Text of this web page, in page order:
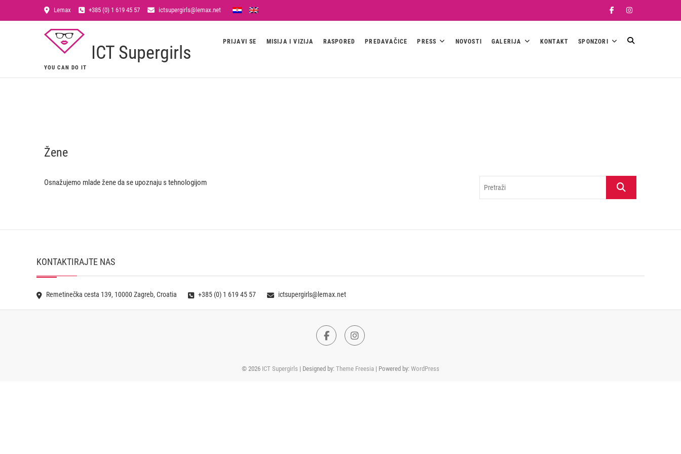
Lemax +385 (0) 1 619 45 57 ictsupergirls@lemax.net FacebookInstagram
ICT Supergirls
YOU CAN DO IT
PRIJAVI SE MISIJA I VIZIJA RASPORED PREDAVAČICE PRESS NOVOSTI GALERIJA KONTAKT SPONZORI
Žene
Osnažujemo mlade žene da se upoznaju s tehnologijom Pretraži
KONTAKTIRAJTE NAS
Remetinečka cesta 139, 10000 Zagreb, Croatia +385 (0) 1 619 45 57 ictsupergirls@lemax.net
FacebookInstagram
© 2026 ICT Supergirls | Designed by: Theme Freesia | Powered by: WordPress